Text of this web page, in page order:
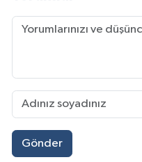
Gönder